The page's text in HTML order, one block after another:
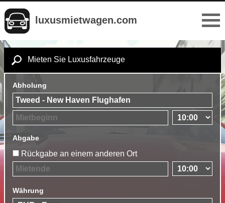
luxusmietwagen.com
Mieten Sie Luxusfahrzeuge
Abholung
Abgabe
Rückgabe an einem anderen Ort
Währung